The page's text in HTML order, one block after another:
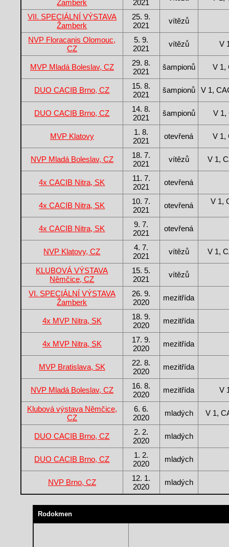
Žamberk 2021
VII. SPECIÁLNÍ VÝSTAVA
Žamberk
25. 9.
2021
vítězů
NVP Floracanis Olomouc,
CZ
5. 9.
2021
vítězů V
MVP Mladá Boleslav, CZ
29. 8.
2021
šampionů V 1,
DUO CACIB Brno, CZ
15. 8.
2021
šampionů V 1,
DUO CACIB Brno, CZ
14. 8.
2021
šampionů V 1,
MVP Klatovy
1. 8.
2021
otevřená V 1,
NVP Mladá Boleslav, CZ
18. 7.
2021
vítězů V 1,
4x CACIB Nitra, SK
11. 7.
2021
otevřená
4x CACIB Nitra, SK
10. 7.
2021
otevřená V 1,
4x CACIB Nitra, SK
9. 7.
2021
otevřená
NVP Klatovy, CZ
4. 7.
2021
vítězů V 1,
KLUBOVÁ VÝSTAVA
Němčice, CZ
15. 5.
2021
vítězů
VI. SPECIÁLNÍ VÝSTAVA
Žamberk
26. 9.
2020
mezitřída
4x MVP Nitra, SK
18. 9.
2020
mezitřída
4x MVP Nitra, SK
17. 9.
2020
mezitřída
MVP Bratislava, SK
22. 8.
2020
mezitřída
NVP Mladá Boleslav, CZ
16. 8.
2020
mezitřída V
Klubová výstava Němčice,
CZ
6. 6.
2020
mladých V 1,
DUO CACIB Brno, CZ
2. 2.
2020
mladých
DUO CACIB Brno, CZ
1. 2.
2020
mladých
NVP Brno, CZ
12. 1.
2020
mladých
Rodokmen